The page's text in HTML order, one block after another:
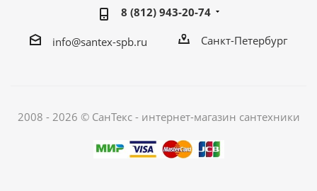
8 (812) 943-20-74
info@santex-spb.ru Санкт-Петербург
2008 - 2026 © СанТекс - интернет-магазин cантехники